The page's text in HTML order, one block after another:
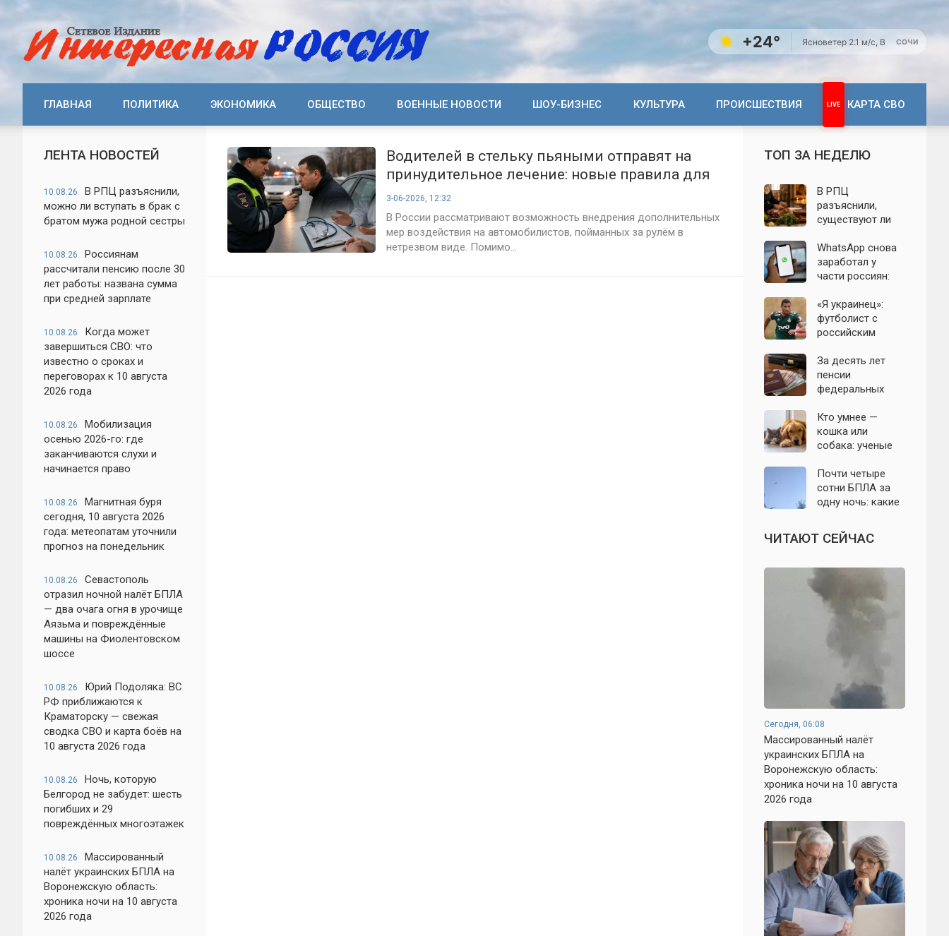
+24° Ясноветер 2.1 м/с, В СОЧИ
ГЛАВНАЯ ПОЛИТИКА ЭКОНОМИКА ОБЩЕСТВО ВОЕННЫЕ НОВОСТИ ШОУ-БИЗНЕС КУЛЬТУРА ПРОИСШЕСТВИЯ КАРТА СВО
ЛЕНТА НОВОСТЕЙ
10.08.26
В РПЦ разъяснили,
можно ли вступать в брак с
братом мужа родной сестры
10.08.26
Россиянам
рассчитали пенсию после 30
лет работы: названа сумма
при средней зарплате
10.08.26
Когда может
завершиться СВО: что
известно о сроках и
переговорах к 10 августа
2026 года
10.08.26
Мобилизация
осенью 2026-го: где
заканчиваются слухи и
начинается право
10.08.26
Магнитная буря
сегодня, 10 августа 2026
года: метеопатам уточнили
прогноз на понедельник
10.08.26
Севастополь
отразил ночной налёт БПЛА
— два очага огня в урочище
Аязьма и повреждённые
машины на Фиолентовском
шоссе
10.08.26
Юрий Подоляка: ВС
РФ приближаются к
Краматорску — свежая
сводка СВО и карта боёв на
10 августа 2026 года
10.08.26
Ночь, которую
Белгород не забудет: шесть
погибших и 29
повреждённых многоэтажек
10.08.26
Массированный
налёт украинских БПЛА на
Воронежскую область:
хроника ночи на 10 августа
2026 года
Водителей в стельку пьяными отправят на
принудительное лечение: новые правила для
нарушителей
3-06-2026, 12:32
В России рассматривают возможность внедрения дополнительных
мер воздействия на автомобилистов, пойманных за рулём в
нетрезвом виде. Помимо...
ТОП ЗА НЕДЕЛЮ
В РПЦ
разъяснили,
существуют ли
которые
православным
нельзя есть даже
WhatsApp снова
заработал у
части россиян:
объяснил
неожиданный
сбой блокировки
«Я украинец»:
футболист с
российским
Мампасси уехал
из России и
сделал
За десять лет
пенсии
федеральных
выросли более
чем вдвое
Кто умнее —
кошка или
собака: ученые
почему число
нейронов не дает
ответа
Почти четыре
сотни БПЛА за
одну ночь: какие
оказались под
ударом 10
ЧИТАЮТ СЕЙЧАС
Сегодня, 06:08
Массированный налёт
украинских БПЛА на
Воронежскую область:
хроника ночи на 10 августа
2026 года